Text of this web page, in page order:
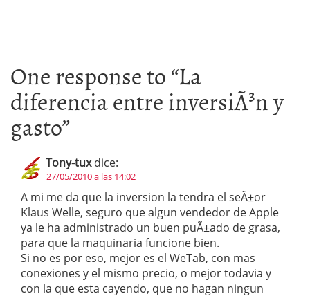
One response to “La
diferencia entre inversiÃ³n y
gasto”
Tony-tux dice:
27/05/2010 a las 14:02
A mi me da que la inversion la tendra el seÃ±or
Klaus Welle, seguro que algun vendedor de Apple
ya le ha administrado un buen puÃ±ado de grasa,
para que la maquinaria funcione bien.
Si no es por eso, mejor es el WeTab, con mas
conexiones y el mismo precio, o mejor todavia y
con la que esta cayendo, que no hagan ningun